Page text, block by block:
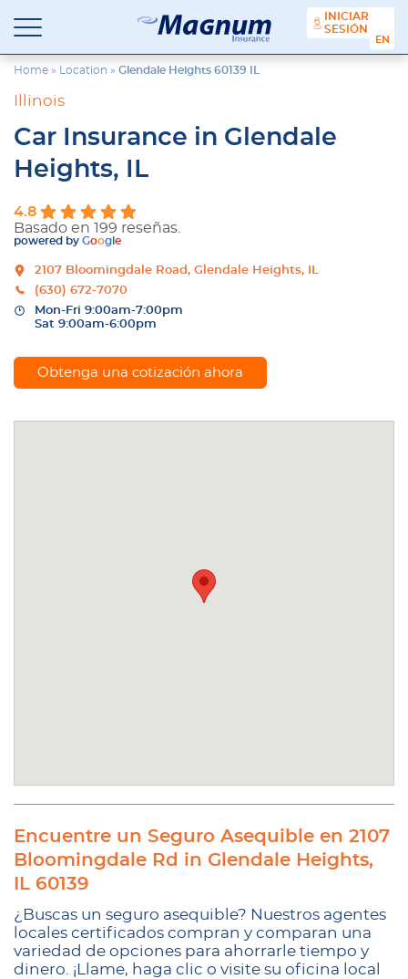
contenido
Seguros
Magnum
Agencia
de
Seguros
Suburbios
INICIAR
SESIÓN
Home » Location » Glendale Heights 60139 IL
Illinois
Car Insurance in Glendale
Heights, IL
4.8
Basado en 199 reseñas.
powered by Goog e
2107 Bloomingdale Road, Glendale Heights, IL
(630) 672-7070
Mon-Fri 9:00am-7:00pm
Sat 9:00am-6:00pm
Obtenga una cotización ahora
Encuentre un Seguro Asequible en 2107
Bloomingdale Rd in Glendale Heights,
IL 60139
¿Buscas un seguro asequible? Nuestros agentes
locales certificados compran y comparan una
variedad de opciones para ahorrarle tiempo y
dinero. ¡Llame, haga clic o visite su oficina local